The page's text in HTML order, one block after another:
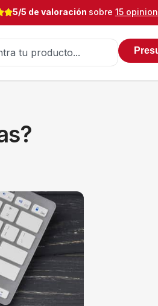
5/5 de valoración sobre 15